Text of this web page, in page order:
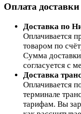
Оплата доставки
Доставка по
Оплачивается
товаром по
Сумма
согласуется с
Доставка
Оплачивается
терминале
тарифам. Вы